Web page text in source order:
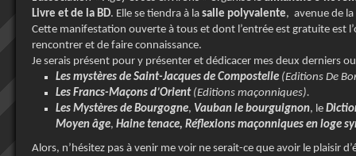
Livre et de la BD. Elle se tiendra à la salle polyvalente, avenue de
Cette manifestation ouverte à tous et dont l’entrée est gratuite est
rencontrer et de faire connaissance.
Je serais présent pour y présenter et dédicacer mes deux derniers
Les mystères de Saint-Jacques de Compostelle (Editions De
Les Francs-Maçons d’Orient (Editions maçonniques).
Les Mystères de Bourgogne, Vauban le bourguignon, le
Moyen âge, Haine tenace, Réflexions maçonniques en loge
Alors, n’hésitez pas à venir me voir ne serait-ce que avoir le plaisir